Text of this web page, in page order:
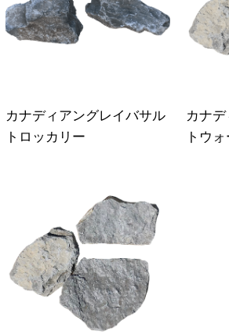
カナディアングレイバサル
トロッカリー
カナ
トウ